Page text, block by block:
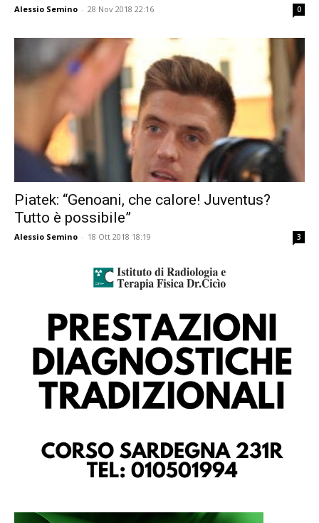
Alessio Semino - 28 Nov 2018 22:16 0
Piatek: “Genoani, che calore! Juventus?
Tutto è possibile”
Alessio Semino - 18 Ott 2018 18:19 3